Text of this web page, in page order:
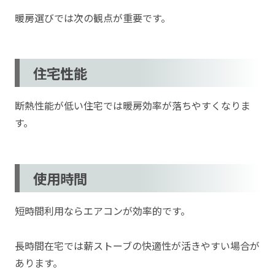
暖房選びでは次の観点が重要です。
住宅性能
断熱性能が低い住宅では暖房効率が落ちやすくなりま
す。
使用時間
短時間利用ならエアコンが効率的です。
長時間在宅では薪ストーブの快適性が活きやすい場合が
あります。